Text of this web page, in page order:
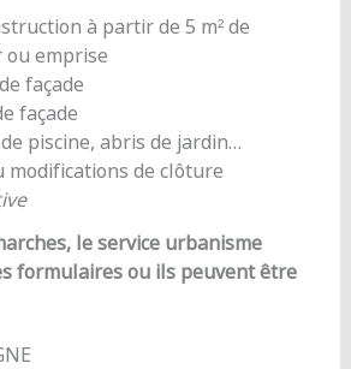
à partir de 5 m² de
ou emprise
façade
façade
piscine, abris de jardin…
modifications de clôture
le service urbanisme
formulaires ou ils peuvent être